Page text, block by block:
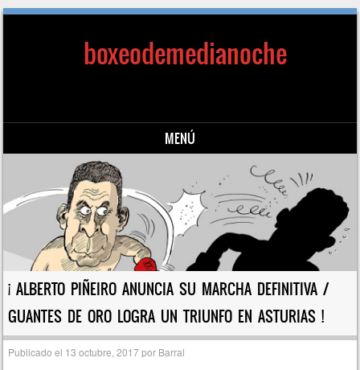
boxeodemedianoche
MENÚ
Saltar al contenido
¡ ALBERTO PIÑEIRO ANUNCIA SU MARCHA DEFINITIVA /
GUANTES DE ORO LOGRA UN TRIUNFO EN ASTURIAS !
Publicado el 13 octubre, 2017por Barral